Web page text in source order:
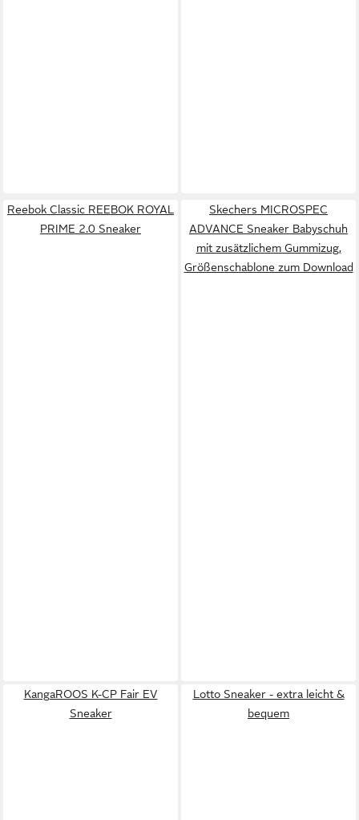
Reebok Classic REEBOK ROYAL
PRIME 2.0 Sneaker
Skechers MICROSPEC
ADVANCE Sneaker Babyschuh
mit zusätzlichem Gummizug,
Größenschablone zum Download
KangaROOS K-CP Fair EV
Sneaker
Lotto Sneaker - extra leicht &
bequem